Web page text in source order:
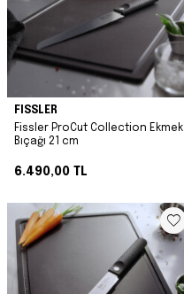
FISSLER
Fissler ProCut Collection Ekmek
Bıçağı 21 cm
6.490,00 TL